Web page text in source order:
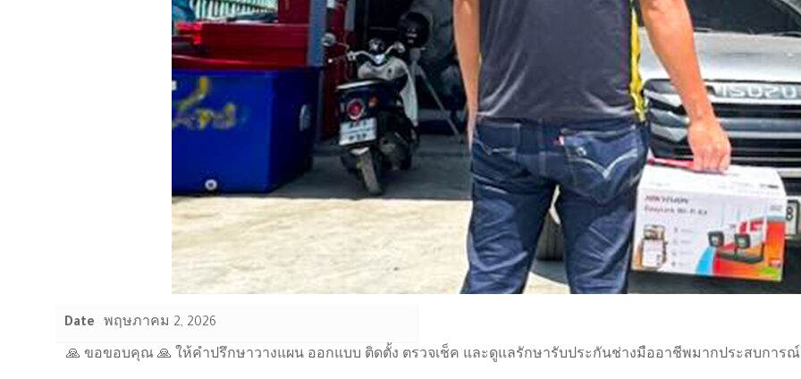
Date พฤษภาคม 2, 2026
🙏 ขอขอบคุณ 🙏 ให้คำปรึกษาวางแผน ออกแบบ ติดตั้ง ตรวจเช็ค และดูแลรักษารับประกันช่างมืออาชีพมากประสบการณ์